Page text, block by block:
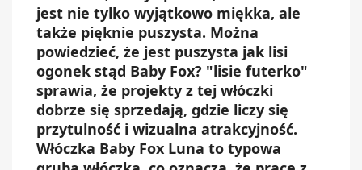
jest nie tylko wyjątkowo miękka, ale
także pięknie puszysta. Można
powiedzieć, że jest puszysta jak lisi
ogonek stąd Baby Fox? "lisie futerko"
sprawia, że projekty z tej włóczki
dobrze się sprzedają, gdzie liczy się
przytulność i wizualna atrakcyjność.
Włóczka Baby Fox Luna to typowa